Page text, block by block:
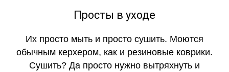
Просты в уходе
Их просто мыть и просто сушить. Моются
обычным керхером, как и резиновые коврики.
Сушить? Да просто нужно вытряхнуть и